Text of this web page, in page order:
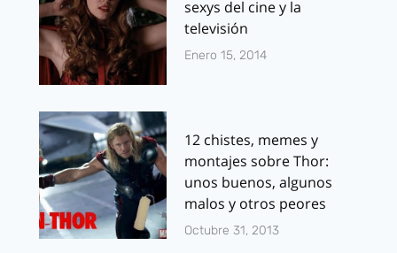
sexys del cine y la
televisión
Enero 15, 2014
12 chistes, memes y
montajes sobre Thor:
unos buenos, algunos
malos y otros peores
Octubre 31, 2013